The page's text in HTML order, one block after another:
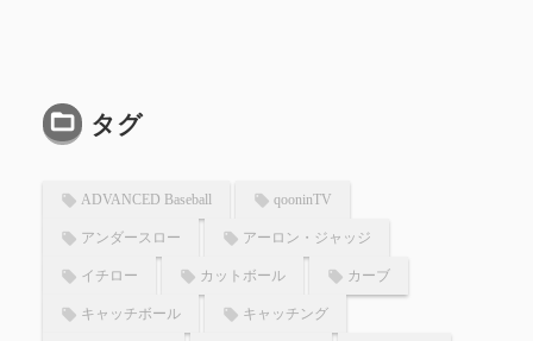
タグ
ADVANCED Baseball qooninTV
アンダースロー アーロン・ジャッジ
イチロー カットボール カーブ
キャッチボール キャッチング